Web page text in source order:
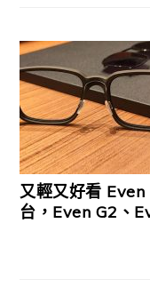
又輕又好看
台，Even G2、